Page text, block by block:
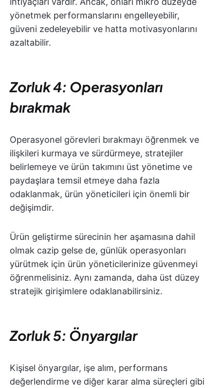
yönetmek performanslarını engelleyebilir,
güveni zedeleyebilir ve hatta motivasyonlarını
azaltabilir.
Zorluk 4: Operasyonları
bırakmak
Operasyonel görevleri bırakmayı öğrenmek ve
ilişkileri kurmaya ve sürdürmeye, stratejiler
belirlemeye ve ürün takımını üst yönetime ve
paydaşlara temsil etmeye daha fazla
odaklanmak, ürün yöneticileri için önemli bir
değişimdir.
Ürün geliştirme sürecinin her aşamasına dahil
olmak cazip gelse de, günlük operasyonları
yürütmek için ürün yöneticilerinize güvenmeyi
öğrenmelisiniz. Aynı zamanda, daha üst düzey
stratejik girişimlere odaklanabilirsiniz.
Zorluk 5: Önyargılar
Kişisel önyargılar, işe alım, performans
değerlendirme ve diğer karar alma süreçleri gibi